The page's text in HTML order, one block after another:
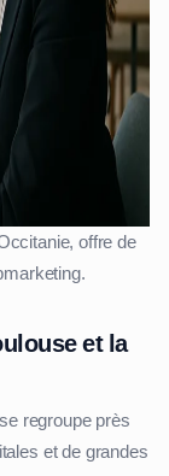
offre de
et la
regroupe près
et de grandes